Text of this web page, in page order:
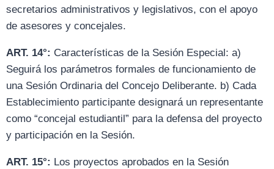
secretarios administrativos y legislativos, con el apoyo
de asesores y concejales.
ART. 14°: Características de la Sesión Especial: a)
Seguirá los parámetros formales de funcionamiento de
una Sesión Ordinaria del Concejo Deliberante. b) Cada
Establecimiento participante designará un representante
como “concejal estudiantil” para la defensa del proyecto
y participación en la Sesión.
ART. 15°: Los proyectos aprobados en la Sesión